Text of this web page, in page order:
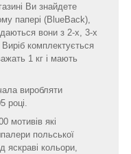
Ви знайдете
папері (BlueBack),
вони з 2-х, 3-х
комплектується
1 кг і мають
виробляти
році.
мотивів які
польської
яскраві кольори,